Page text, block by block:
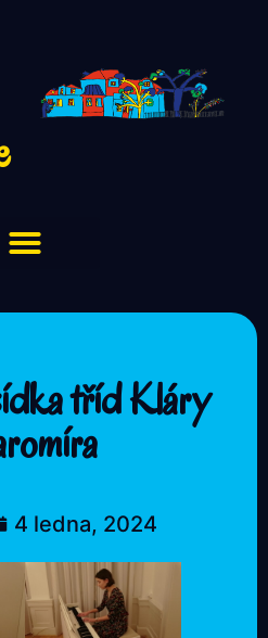
tříd Kláry
4 ledna, 2024